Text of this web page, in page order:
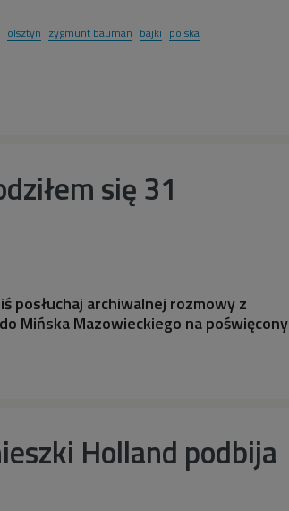
olsztyn zygmunt bauman bajki polska
się 31
posłuchaj archiwalnej rozmowy z
Mińska Mazowieckiego na poświęcony
Holland podbija